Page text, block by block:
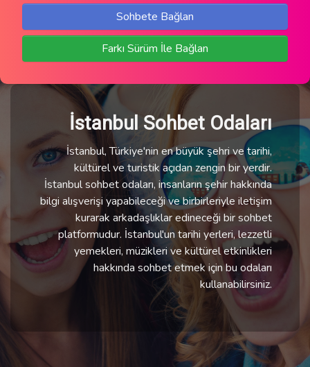
Sohbete Bağlan
Farkı Sürüm İle Bağlan
İstanbul Sohbet Odaları
İstanbul, Türkiye'nin en büyük şehri ve tarihi,
kültürel ve turistik açıdan zengin bir yerdir.
İstanbul sohbet odaları, insanların şehir hakkında
bilgi alışverişi yapabileceği ve birbirleriyle iletişim
kurarak arkadaşlıklar edineceği bir sohbet
platformudur. İstanbul'un tarihi yerleri, lezzetli
yemekleri, müzikleri ve kültürel etkinlikleri
hakkında sohbet etmek için bu odaları
kullanabilirsiniz.